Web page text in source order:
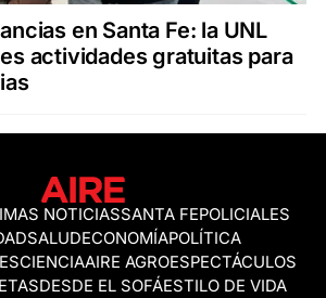
en Santa Fe: la UNL
actividades gratuitas para
NOTICIASSANTA FEPOLICIALES
SALUDECONOMÍAPOLÍTICA
CIENCIAAIRE AGROESPECTÁCULOS
DESDE EL SOFÁESTILO DE VIDA